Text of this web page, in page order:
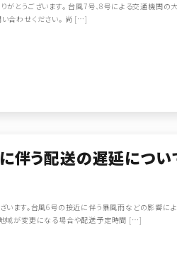
がとうございます。 台風7号、8号による交通機関
合わせください。 尚 […]
伴う配送の遅延につい
います。台風6号の接近に伴う暴風雨などの影響に
地域が変更になる場合や配送予定時間 […]